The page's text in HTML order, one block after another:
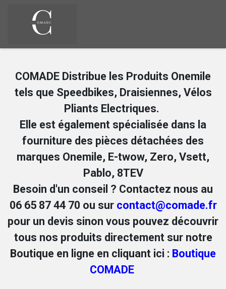
COMADE Distribue les Produits Onemile
tels que Speedbikes, Draisiennes, Vélos
Pliants Electriques.
Elle est également spécialisée dans la
fourniture des pièces détachées des
marques Onemile, E-twow, Zero, Vsett,
Pablo, 8TEV
Besoin d'un conseil ? Contactez nous au
06 65 87 44 70 ou sur contact@comade.fr
pour un devis sinon vous pouvez découvrir
tous nos produits directement sur notre
Boutique en ligne en cliquant ici : Boutique
COMADE